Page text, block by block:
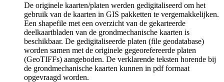
De originele kaarten/platen werden gedigitaliseerd om het
gebruik van de kaarten in GIS pakketten te vergemakkelijken.
Een shapefile met een overzicht van de gekarteerde
deelkaartbladen van de grondmechanische kaarten is
beschikbaar. De gedigitaliseerde platen (file geodatabase)
worden samen met de originele gegeorefereerde platen
(GeoTIFFs) aangeboden. De verklarende teksten horende bij
de grondmechanische kaarten kunnen in pdf formaat
opgevraagd worden.